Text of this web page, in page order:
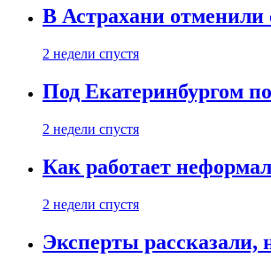
В Астрахани отменили
2 недели спустя
Под Екатеринбургом
2 недели спустя
Как работает
2 недели спустя
Эксперты рассказали,